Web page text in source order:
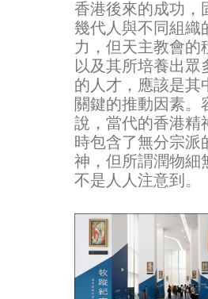
香港後來的成功，
幾代人與不同組織
力，但天主教會的
以及其所培養出眾
的人才，應該是其
關鍵的推動因素。
說，當代的香港精
時包含了無分宗派
神，但所謂潤物細
不是人人注意到。